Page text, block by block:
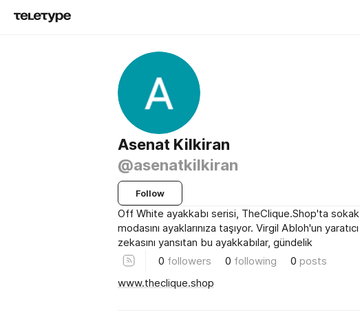
Asenat Kilkiran
@asenatkilkiran
Follow
Off White ayakkabı serisi, TheClique.Shop'ta sokak
modasını ayaklarınıza taşıyor. Virgil Abloh'un yaratıcı
zekasını yansıtan bu ayakkabılar, gündelik
0 followers 0 following 0 posts
www.theclique.shop